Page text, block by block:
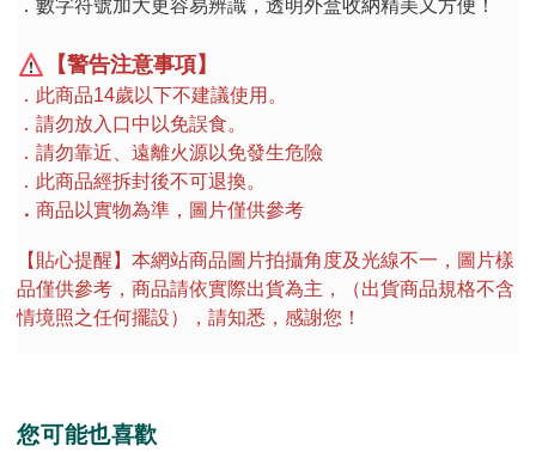
．數字符號加大更容易辨識，透明外盒收納精美又方便！
【警告注意事項】
．此商品14歲以下不建議使用。
．請勿放入口中以免誤食。
．請勿靠近、遠離火源以免發生危險
．此商品經拆封後不可退換。
．商品以實物為準，圖片僅供參考
【貼心提醒】本網站商品圖片拍攝角度及光線不一，圖片樣
品僅供參考，商品請依實際出貨為主，（出貨商品規格不含
情境照之任何擺設），請知悉，感謝您！
您可能也喜歡